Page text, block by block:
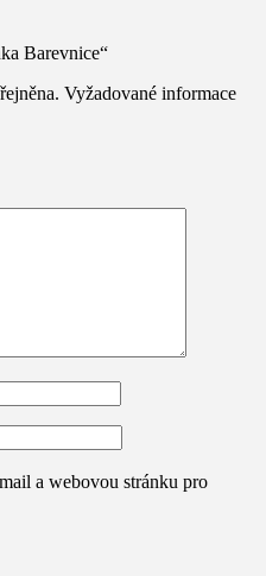
Barevnice“
Vyžadované informace
a webovou stránku pro